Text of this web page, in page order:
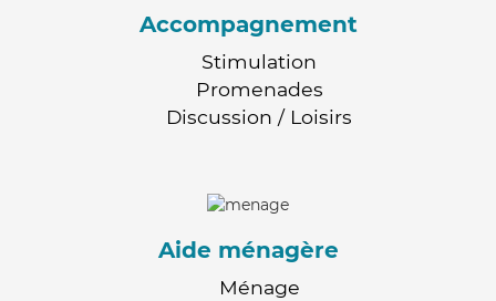
Accompagnement
Stimulation
Promenades
Discussion / Loisirs
Aide ménagère
Ménage